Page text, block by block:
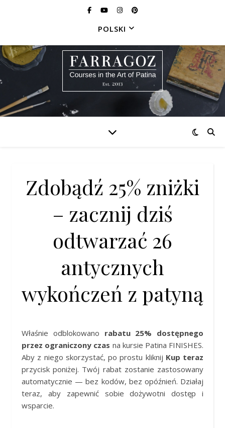
POLSKI
Zdobądź 25% zniżki
– zacznij dziś
odtwarzać 26
antycznych
wykończeń z patyną
Właśnie odblokowano rabatu 25% dostępnego
przez ograniczony czas na kursie Patina FINISHES.
Aby z niego skorzystać, po prostu kliknij Kup teraz
przycisk poniżej. Twój rabat zostanie zastosowany
automatycznie — bez kodów, bez opóźnień. Działaj
teraz, aby zapewnić sobie dożywotni dostęp i
wsparcie.